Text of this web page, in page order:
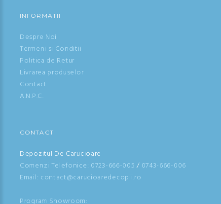
INFORMATII
Despre Noi
Termeni si Conditii
Politica de Retur
Livrarea produselor
Contact
A.N.P.C.
CONTACT
Depozitul De Carucioare
Comenzi Telefonice: 0723-666-005 / 0743-666-006
Email: contact@carucioaredecopii.ro
Program Showroom: